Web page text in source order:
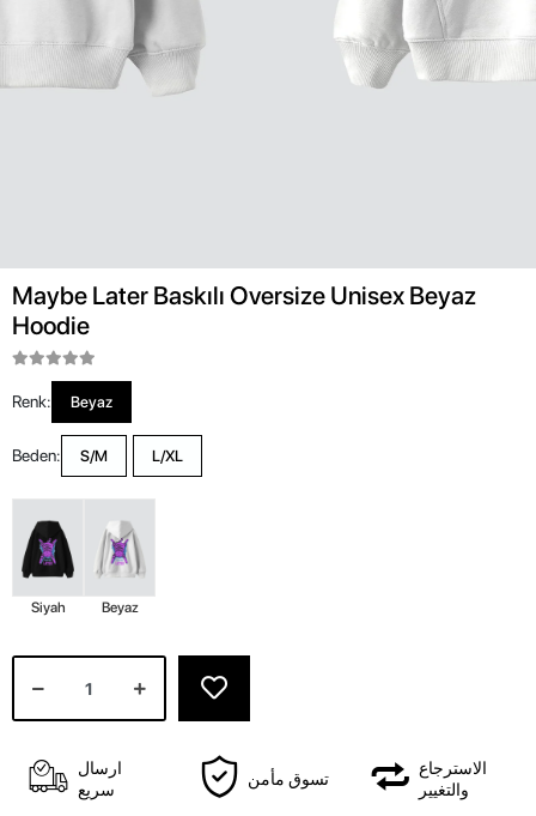
Maybe Later Baskılı Oversize Unisex Beyaz
Hoodie
Renk: Beyaz
Beden: S/M L/XL
Siyah Beyaz
ارسال
سريع
تسوق مأمن
الاسترجاع
والتغيير